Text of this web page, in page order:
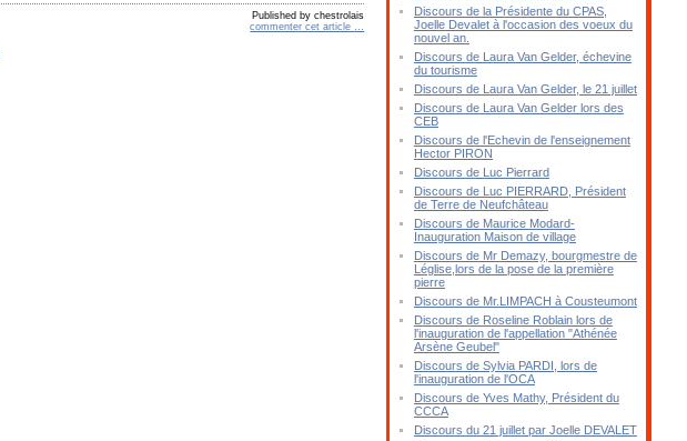
Published by chestrolais
commenter cet article
Discours de la Présidente du CPAS,
Joelle Devalet à l'occasion des voeux du
nouvel an.
Discours de Laura Van Gelder, échevine
du tourisme
Discours de Laura Van Gelder, le 21 juillet
Discours de Laura Van Gelder lors des
CEB
Discours de l'Echevin de l'enseignement
Hector PIRON
Discours de Luc Pierrard
Discours de Luc PIERRARD, Président
de Terre de Neufchâteau
Discours de Maurice Modard-
Inauguration Maison de village
Discours de Mr Demazy, bourgmestre de
Léglise,lors de la pose de la première
pierre
Discours de Mr.LIMPACH à Cousteumont
Discours de Roseline Roblain lors de
l'inauguration de l'appellation "Athénée
Arsène Geubel"
Discours de Sylvia PARDI, lors de
l'inauguration de l'OCA
Discours de Yves Mathy, Président du
CCCA
Discours du 21 juillet par Joelle DEVALET